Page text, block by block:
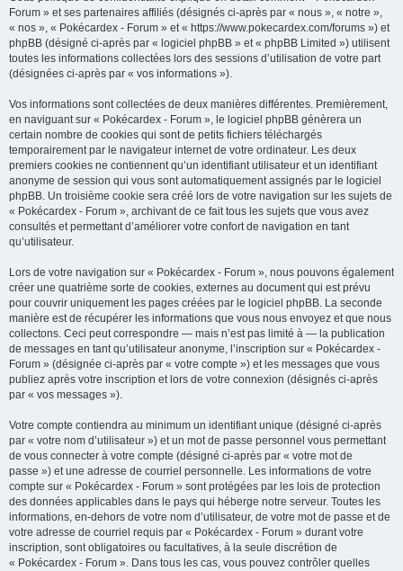
Forum » et ses partenaires affiliés (désignés ci-après par « nous », « notre »,
« nos », « Pokécardex - Forum » et « https://www.pokecardex.com/forums ») et
phpBB (désigné ci-après par « logiciel phpBB » et « phpBB Limited ») utilisent
toutes les informations collectées lors des sessions d’utilisation de votre part
(désignées ci-après par « vos informations »).
Vos informations sont collectées de deux manières différentes. Premièrement,
en naviguant sur « Pokécardex - Forum », le logiciel phpBB génèrera un
certain nombre de cookies qui sont de petits fichiers téléchargés
temporairement par le navigateur internet de votre ordinateur. Les deux
premiers cookies ne contiennent qu’un identifiant utilisateur et un identifiant
anonyme de session qui vous sont automatiquement assignés par le logiciel
phpBB. Un troisième cookie sera créé lors de votre navigation sur les sujets de
« Pokécardex - Forum », archivant de ce fait tous les sujets que vous avez
consultés et permettant d’améliorer votre confort de navigation en tant
qu’utilisateur.
Lors de votre navigation sur « Pokécardex - Forum », nous pouvons également
créer une quatrième sorte de cookies, externes au document qui est prévu
pour couvrir uniquement les pages créées par le logiciel phpBB. La seconde
manière est de récupérer les informations que vous nous envoyez et que nous
collectons. Ceci peut correspondre — mais n’est pas limité à — la publication
de messages en tant qu’utilisateur anonyme, l’inscription sur « Pokécardex -
Forum » (désignée ci-après par « votre compte ») et les messages que vous
publiez après votre inscription et lors de votre connexion (désignés ci-après
par « vos messages »).
Votre compte contiendra au minimum un identifiant unique (désigné ci-après
par « votre nom d’utilisateur ») et un mot de passe personnel vous permettant
de vous connecter à votre compte (désigné ci-après par « votre mot de
passe ») et une adresse de courriel personnelle. Les informations de votre
compte sur « Pokécardex - Forum » sont protégées par les lois de protection
des données applicables dans le pays qui héberge notre serveur. Toutes les
informations, en-dehors de votre nom d’utilisateur, de votre mot de passe et de
votre adresse de courriel requis par « Pokécardex - Forum » durant votre
inscription, sont obligatoires ou facultatives, à la seule discrétion de
« Pokécardex - Forum ». Dans tous les cas, vous pouvez contrôler quelles